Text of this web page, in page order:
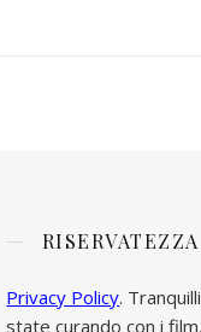
Privacy Policy.
state curando con i film.